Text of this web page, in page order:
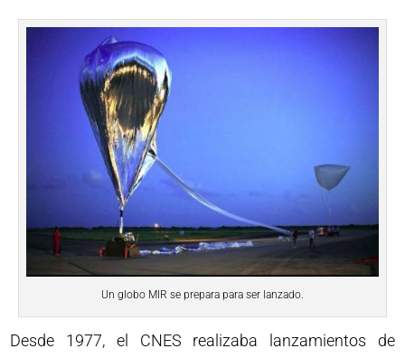
Un globo MIR se prepara para ser lanzado.
Desde 1977, el CNES realizaba lanzamientos de